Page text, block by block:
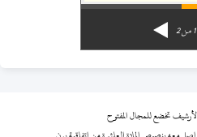
1من2
تخضع للمجال المفتوح